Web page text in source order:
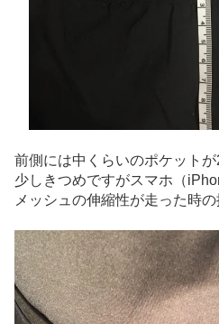
前側には中くらいのポケットが
少しきつめですがスマホ（
メッシュの伸縮性が走った時